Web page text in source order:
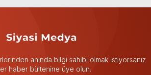
anında bilgi sahibi olmak istiyorsanız
haber bültenine üye olun.